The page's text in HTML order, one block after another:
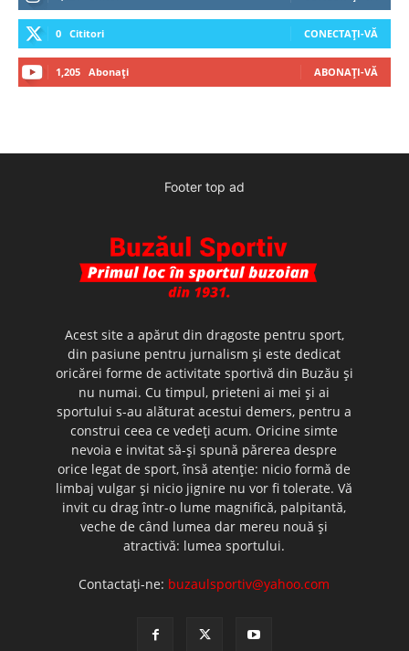
0 Cititori CONECTAȚI-VĂ
1,205 Abonați ABONAȚI-VĂ
Footer top ad
Acest site a apărut din dragoste pentru sport,
din pasiune pentru jurnalism şi este dedicat
oricărei forme de activitate sportivă din Buzău şi
nu numai. Cu timpul, prieteni ai mei şi ai
sportului s-au alăturat acestui demers, pentru a
construi ceea ce vedeţi acum. Oricine simte
nevoia e invitat să-şi spună părerea despre
orice legat de sport, însă atenţie: nicio formă de
limbaj vulgar şi nicio jignire nu vor fi tolerate. Vă
invit cu drag într-o lume magnifică, palpitantă,
veche de când lumea dar mereu nouă şi
atractivă: lumea sportului.
Contactați-ne: buzaulsportiv@yahoo.com